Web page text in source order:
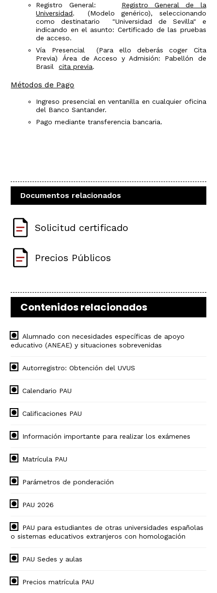
Registro General: Registro General de la
Universidad. (Modelo genérico), seleccionando
como destinatario "Universidad de Sevilla" e
indicando en el asunto: Certificado de las pruebas
de acceso.
Vía Presencial (Para ello deberás coger Cita
Previa) Área de Acceso y Admisión: Pabellón de
Brasilcita previa.
Métodos de Pago
Ingreso presencial en ventanilla en cualquier oficina
del Banco Santander.
Pago mediante transferencia bancaria.
Documentos relacionados
Solicitud certificado
Precios Públicos
Contenidos relacionados
Alumnado con necesidades específicas de apoyo
educativo (ANEAE) y situaciones sobrevenidas
Autorregistro: Obtención del UVUS
Calendario PAU
Calificaciones PAU
Información importante para realizar los exámenes
Matrícula PAU
Parámetros de ponderación
PAU 2026
PAU para estudiantes de otras universidades españolas
o sistemas educativos extranjeros con homologación
PAU Sedes y aulas
Precios matrícula PAU